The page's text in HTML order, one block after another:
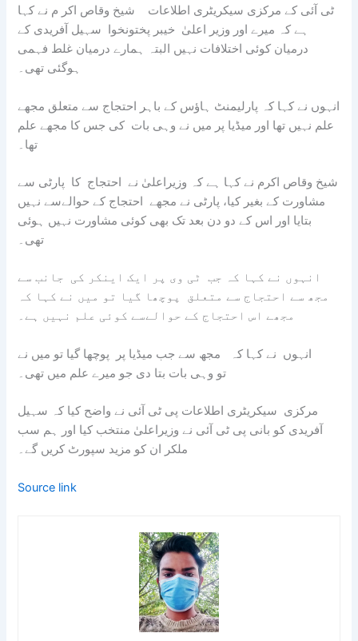
ٹی آئی کے مرکزی سیکریٹری اطلاعات شیخ وقاص اکر م نے کہا
ہے کہ میرے اور وزیر اعلیٰ خیبر پختونخوا سہیل آفریدی کے
درمیان کوئی اختلافات نہیں البتہ ہمارے درمیان غلط فہمی
ہوگئی تھی۔
انہوں نے کہا کہ پارلیمنٹ ہاؤس کے باہر احتجاج سے متعلق مجھے
علم نہیں تھا اور میڈیا پر میں نے وہی بات کی جس کا مجھے علم
تھا۔
شیخ وقاص اکرم نے کہا ہے کہ وزیراعلیٰ نے احتجاج کا پارٹی سے
مشاورت کے بغیر کیا، پارٹی نے مجھے احتجاج کے حوالےسے نہیں
بتایا اور اس کے دو دن بعد تک بھی کوئی مشاورت نہیں ہوئی
تھی۔
انہوں نے کہا کہ جب ٹی وی پر ایک اینکر کی جانب سے
مجھ سے احتجاج سے متعلق پوچھا گیا تو میں نے کہا کہ
مجھے اس احتجاج کے حوالےسے کوئی علم نہیں ہے۔
انہوں نے کہا کہ مجھ سے جب میڈیا پر پوچھا گیا تو میں نے
تو وہی بات بتا دی جو میرے علم میں تھی۔
مرکزی سیکریٹری اطلاعات پی ٹی آئی نے واضح کیا کہ سہیل
آفریدی کو بانی پی ٹی آئی نے وزیراعلیٰ منتخب کیا اور ہم سب
ملکر ان کو مزید سپورٹ کریں گے۔
Source link